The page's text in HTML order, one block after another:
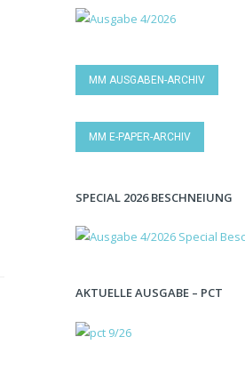
MM AUSGABEN-ARCHIV
MM E-PAPER-ARCHIV
SPECIAL 2026 BESCHNEIUNG
AKTUELLE AUSGABE – PCT